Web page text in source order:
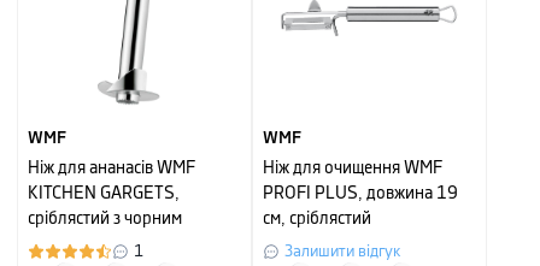
WMF
Ніж для ананасів WMF
KITCHEN GARGETS,
сріблястий з чорним
1
WMF
Ніж для очищення WMF
PROFI PLUS, довжина 19
см, сріблястий
Залишити відгук